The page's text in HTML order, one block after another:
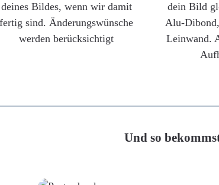
deines Bildes, wenn wir damit
fertig sind. Änderungswünsche
werden berücksichtigt
dein Bild
Alu-
Leinwand.
Und so